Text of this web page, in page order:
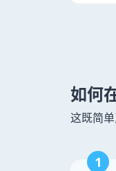
如何
这既简
1